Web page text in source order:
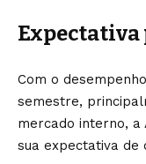
Expectativa
Com o
semestre,
mercado interno, a
sua expectativa de